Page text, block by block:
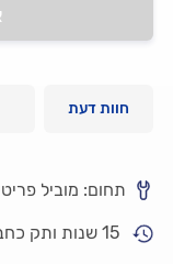
חוות דעת
תחום: מוביל
15 שנות ותק כחברת הובלות קטנות